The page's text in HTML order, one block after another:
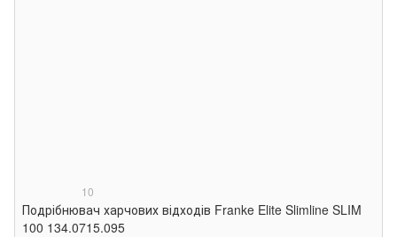
10
Подрібнювач харчових відходів Franke Elite Slimline SLIM
100 134.0715.095